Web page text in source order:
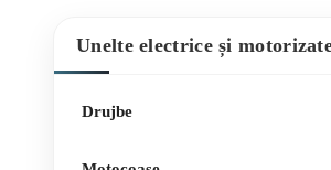
Unelte electrice și
Drujbe